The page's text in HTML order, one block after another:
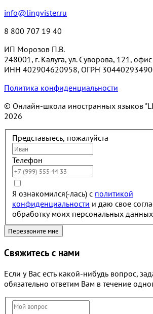
info@lingvister.ru
8 800 707 19 40
ИП Морозов П.В.
248001, г. Калуга, ул. Суворова, 121,
ИНН 402904620958, ОГРН
Политика конфиденциальности
© Онлайн-школа иностранных языков
2026
Представьтесь, пожалуйста
Телефон
Я ознакомился(-лась) с политикой
конфиденциальности и даю свое
обработку моих персональных
Свяжитесь с нами
Если у Вас есть какой-нибудь вопрос,
обязательно ответим Вам в течение